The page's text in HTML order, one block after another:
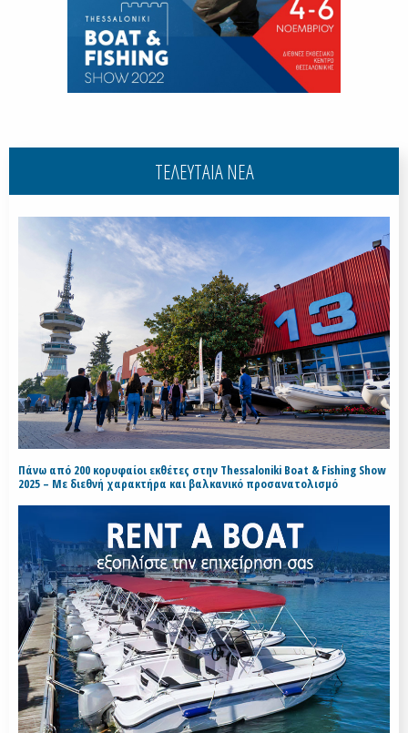
ΤΕΛΕΥΤΑΙΑ ΝΕΑ
Πάνω από 200 κορυφαίοι εκθέτες στην Thessaloniki Boat & Fishing Show
2025 – Με διεθνή χαρακτήρα και βαλκανικό προσανατολισμό